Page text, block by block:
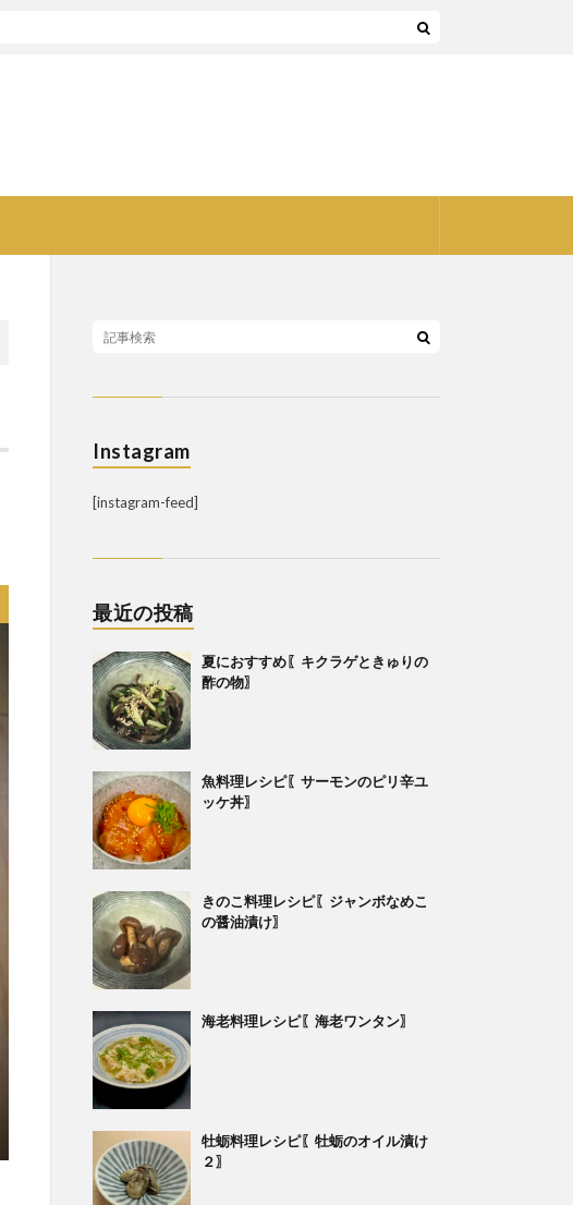
Instagram
[instagram-feed]
最近の投稿
夏におすすめ〖キクラゲときゅりの
酢の物〗
魚料理レシピ〖サーモンのピリ辛ユ
ッケ丼〗
きのこ料理レシピ〖ジャンボなめこ
の醤油漬け〗
海老料理レシピ〖海老ワンタン〗
牡蛎料理レシピ〖牡蛎のオイル漬け
２〗